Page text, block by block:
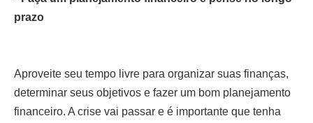
prazo
Aproveite seu tempo livre para organizar suas finanças,
determinar seus objetivos e fazer um bom planejamento
financeiro. A crise vai passar e é importante que tenha